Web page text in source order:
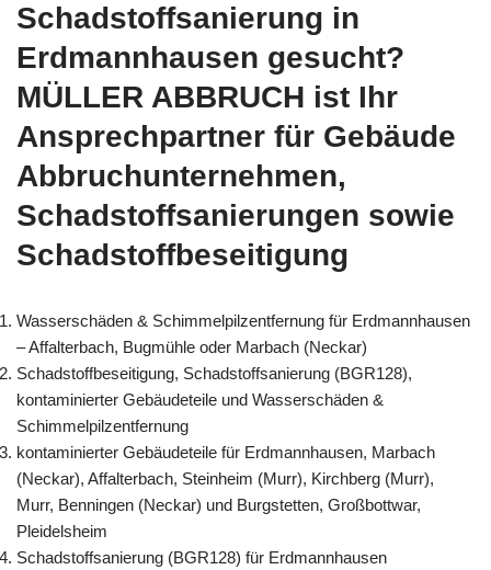
Schadstoffsanierung in
Erdmannhausen gesucht?
MÜLLER ABBRUCH ist Ihr
Ansprechpartner für Gebäude
Abbruchunternehmen,
Schadstoffsanierungen sowie
Schadstoffbeseitigung
Wasserschäden & Schimmelpilzentfernung für Erdmannhausen
– Affalterbach, Bugmühle oder Marbach (Neckar)
Schadstoffbeseitigung, Schadstoffsanierung (BGR128),
kontaminierter Gebäudeteile und Wasserschäden &
Schimmelpilzentfernung
kontaminierter Gebäudeteile für Erdmannhausen, Marbach
(Neckar), Affalterbach, Steinheim (Murr), Kirchberg (Murr),
Murr, Benningen (Neckar) und Burgstetten, Großbottwar,
Pleidelsheim
Schadstoffsanierung (BGR128) für Erdmannhausen